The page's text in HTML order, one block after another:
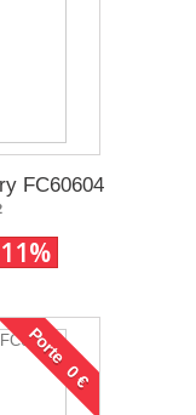
FC60604
Porte 0 €